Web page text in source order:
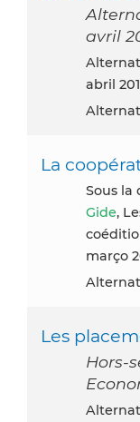
avril
Alternatives Economiques, Paris, France,
abril
La
sous
Gide,
março
Les
Hors-
Alternatives Economiques, Paris, France,